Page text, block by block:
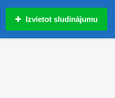
Izvietot sludinājumu